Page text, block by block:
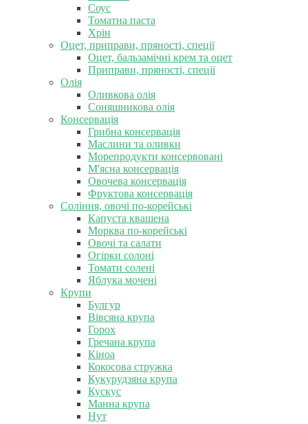
Соус
Томатна паста
Хрін
Оцет, приправи, пряності, спеції
Оцет, бальзамічні крем та оцет
Приправи, пряності, спеції
Олія
Оливкова олія
Соняшникова олія
Консервація
Грибна консервація
Маслини та оливки
Морепродукти консервовані
М'ясна консервація
Овочева консервація
Фруктова консервація
Соління, овочі по-корейські
Капуста квашена
Морква по-корейські
Овочі та салати
Огірки солоні
Томати солені
Яблука мочені
Крупи
Булгур
Вівсяна крупа
Горох
Гречана крупа
Кіноа
Кокосова стружка
Кукурудзяна крупа
Кускус
Манна крупа
Нут